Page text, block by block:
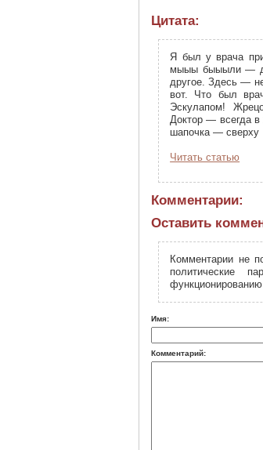
Цитата:
Я был у врача
мыыы быыыли —
другое. Здесь —
вот. Что был
Эскулапом!
Доктор — всегда
шапочка —
Читать статью
Комментарии:
Оставить
Комментарии не
политические
функционированию
Имя:
Комментарий: